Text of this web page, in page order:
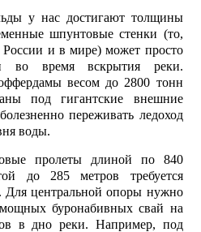
у нас достигают толщины
шпунтовые стенки (то,
и в мире) может просто
во время вскрытия реки.
весом до 2800 тонн
под гигантские внешние
переживать ледоход
воды.
пролеты длиной по 840
до 285 метров требуется
Для центральной опоры нужно
буронабивных свай на
в дно реки. Например, под